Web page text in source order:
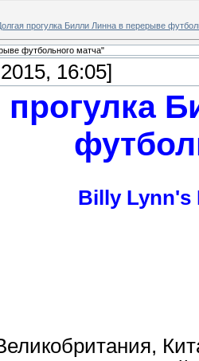
прогулка Билли Линна в перерыве
футбольного матча"
16:05]
прогулка
Billy Lynn's